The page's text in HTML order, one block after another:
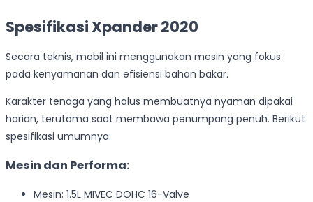
Spesifikasi Xpander 2020
Secara teknis, mobil ini menggunakan mesin yang fokus
pada kenyamanan dan efisiensi bahan bakar.
Karakter tenaga yang halus membuatnya nyaman dipakai
harian, terutama saat membawa penumpang penuh. Berikut
spesifikasi umumnya:
Mesin dan Performa:
Mesin: 1.5L MIVEC DOHC 16-Valve